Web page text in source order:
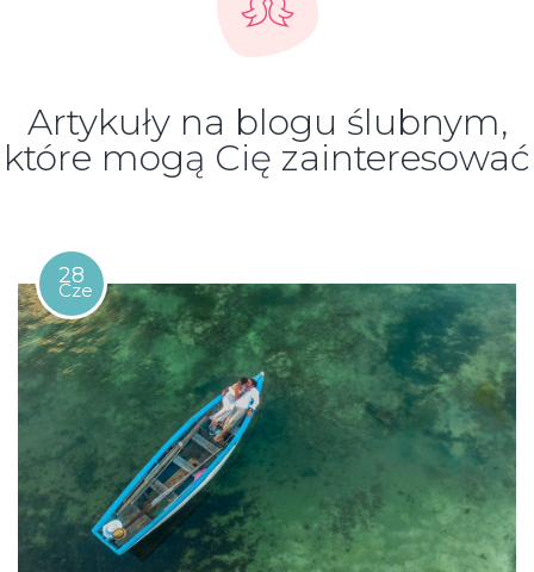
Artykuły na blogu ślubnym,
które mogą Cię zainteresować
28
Cze